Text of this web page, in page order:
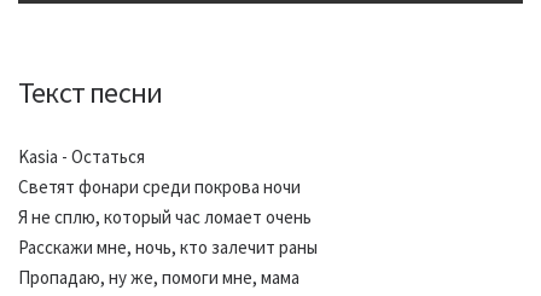
Текст песни
Kasia - Остаться
Светят фонари среди покрова ночи
Я не сплю, который час ломает очень
Расскажи мне, ночь, кто залечит раны
Пропадаю, ну же, помоги мне, мама